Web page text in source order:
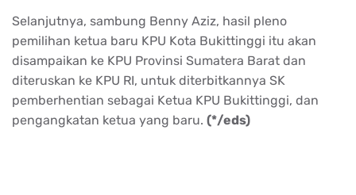
Selanjutnya, sambung Benny Aziz, hasil pleno
pemilihan ketua baru KPU Kota Bukittinggi itu akan
disampaikan ke KPU Provinsi Sumatera Barat dan
diteruskan ke KPU RI, untuk diterbitkannya SK
pemberhentian sebagai Ketua KPU Bukittinggi, dan
pengangkatan ketua yang baru. (*/eds)